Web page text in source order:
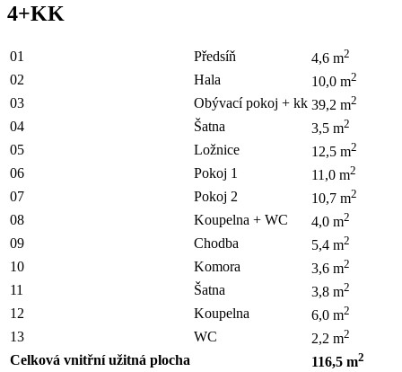
4+KK
01 Předsíň 4,6 m2
02 Hala 10,0 m2
03 Obývací pokoj + kk 39,2 m2
04 Šatna 3,5 m2
05 Ložnice 12,5 m2
06 Pokoj 1 11,0 m2
07 Pokoj 2 10,7 m2
08 Koupelna + WC 4,0 m2
09 Chodba 5,4 m2
10 Komora 3,6 m2
11 Šatna 3,8 m2
12 Koupelna 6,0 m2
13 WC 2,2 m2
Celková vnitřní užitná plocha 116,5 m2